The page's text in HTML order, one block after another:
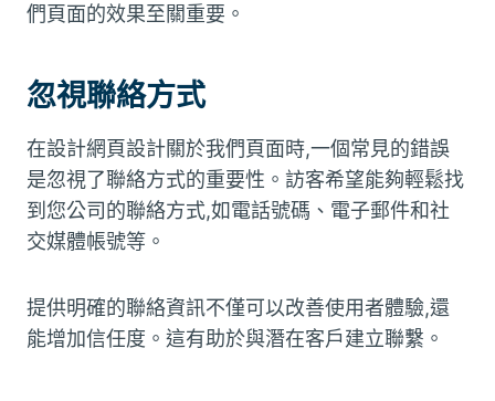
們頁面的效果至關重要。
忽視聯絡方式
在設計網頁設計關於我們頁面時,一個常見的錯誤
是忽視了聯絡方式的重要性。訪客希望能夠輕鬆找
到您公司的聯絡方式,如電話號碼、電子郵件和社
交媒體帳號等。
提供明確的聯絡資訊不僅可以改善使用者體驗,還
能增加信任度。這有助於與潛在客戶建立聯繫。